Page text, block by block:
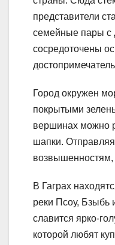
представители
семейные пары с
сосредоточены
Город окружен
покрытыми
вершинах можно
шапки.
возвышенностям,
В Гаграх
реки Псоу, Бзыбь
славится ярко-
которой любят